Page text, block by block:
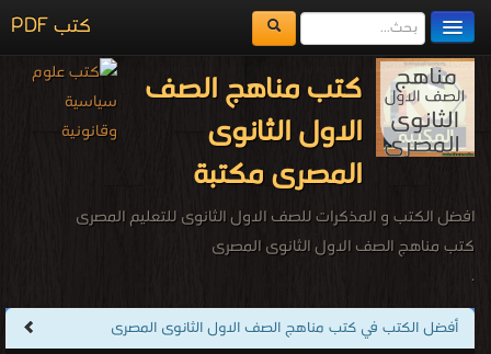
كتب PDF
مكتبة الكتب
المكتبات
يُقرأ حالياً
اضف كتاب
كتب مناهج الصف
الاول الثانوى
المصرى مكتبة
افضل الكتب و المذكرات للصف الاول الثانوى للتعليم المصرى
كتب مناهج الصف الاول الثانوى المصرى
.
أفضل الكتب في كتب مناهج الصف الاول الثانوى المصرى